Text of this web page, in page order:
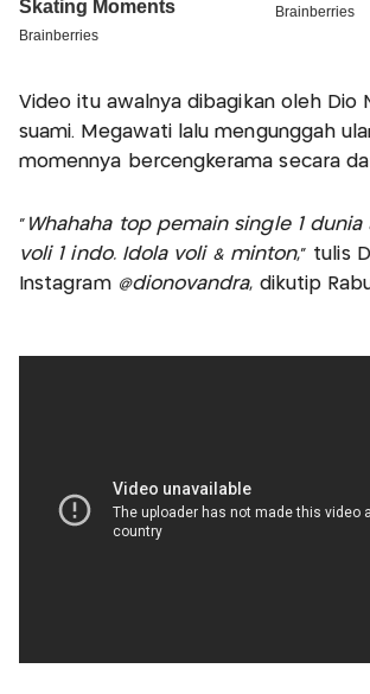
Video itu awalnya dibagikan oleh Dio
suami. Megawati lalu mengunggah
momennya bercengkerama secara
“ Whahaha top pemain single 1
voli 1 indo. Idola voli & minton,” tulis
Instagram @dionovandra, dikutip